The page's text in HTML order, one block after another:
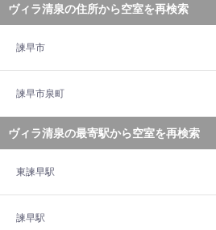
ヴィラ清泉の住所から空室を再検索
諫早市
諫早市泉町
ヴィラ清泉の最寄駅から空室を再検索
東諫早駅
諫早駅